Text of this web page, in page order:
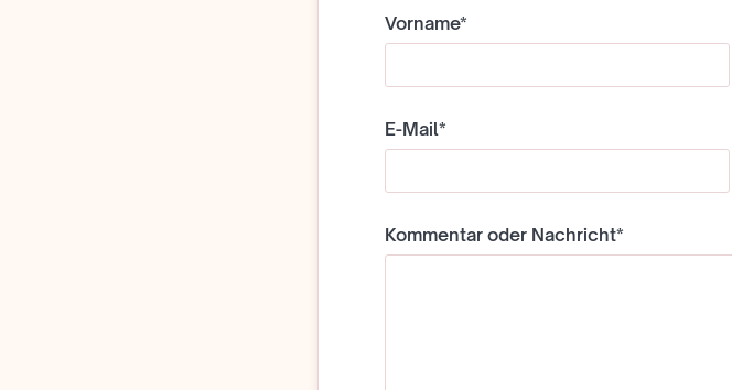
Vorname*
E-Mail*
Kommentar oder Nachricht*